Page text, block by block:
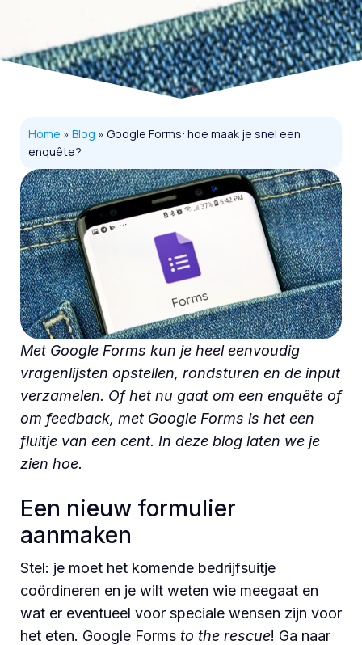
Home » Blog » Google Forms: hoe maak je snel een
enquête?
Met Google Forms kun je heel eenvoudig
vragenlijsten opstellen, rondsturen en de input
verzamelen. Of het nu gaat om een enquête of
om feedback, met Google Forms is het een
fluitje van een cent. In deze blog laten we je
zien hoe.
Een nieuw formulier
aanmaken
Stel: je moet het komende bedrijfsuitje
coördineren en je wilt weten wie meegaat en
wat er eventueel voor speciale wensen zijn voor
het eten. Google Forms to the rescue! Ga naar